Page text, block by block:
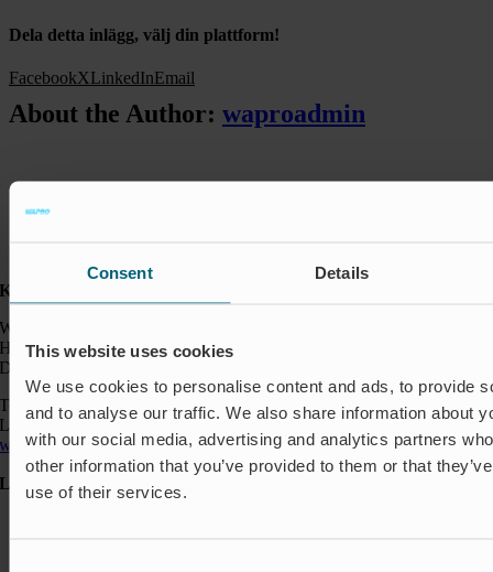
Consent Details
This website uses cookies
We use cookies to personalise content and ads, to provide
and to analyse our traffic. We also share information about
with our social media, advertising and analytics partners
other information that you’ve provided to them or that
use of their services.
Dela detta inlägg, välj din plattform!
FacebookXLinkedInEmail
About the Author: waproadmin
Kontakt:
Wapro A/S
Hjorslevvej 27,
DK-5450 Otterup
Telefon: +45 64 82 40 00
Logistik: +45 64 82 40 00
wapro@wapro.com
Løsninger